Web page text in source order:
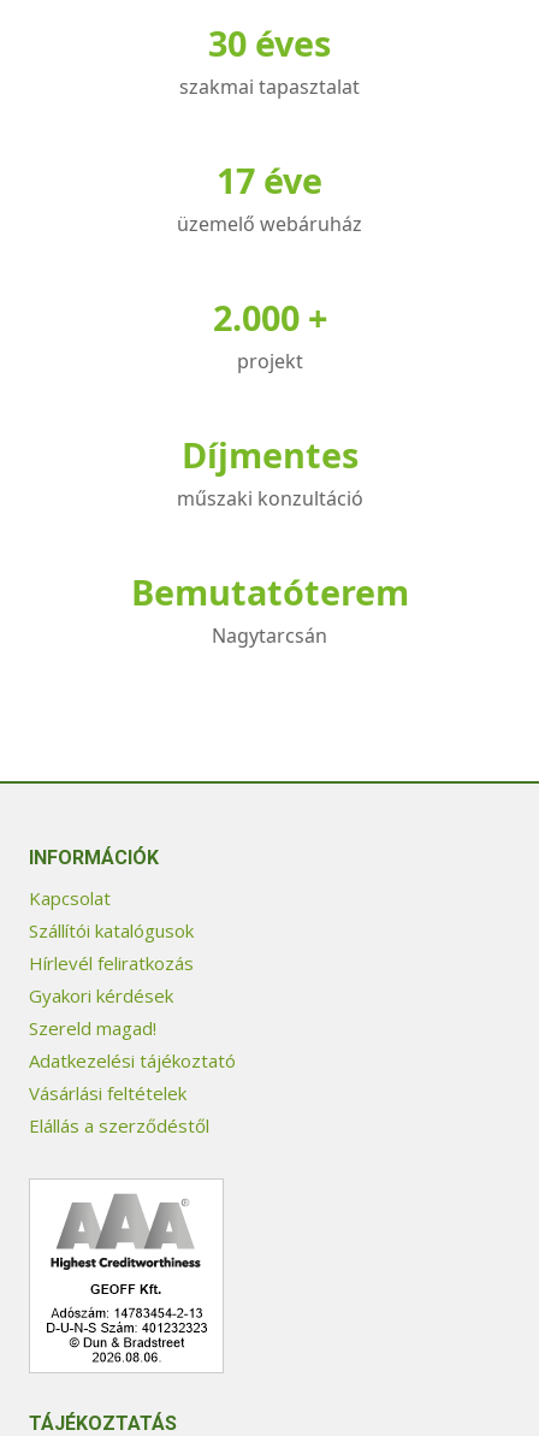
30 éves
szakmai tapasztalat
17 éve
üzemelő webáruház
2.000 +
projekt
Díjmentes
műszaki konzultáció
Bemutatóterem
Nagytarcsán
INFORMÁCIÓK
Kapcsolat
Szállítói katalógusok
Hírlevél feliratkozás
Gyakori kérdések
Szereld magad!
Adatkezelési tájékoztató
Vásárlási feltételek
Elállás a szerződéstől
TÁJÉKOZTATÁS